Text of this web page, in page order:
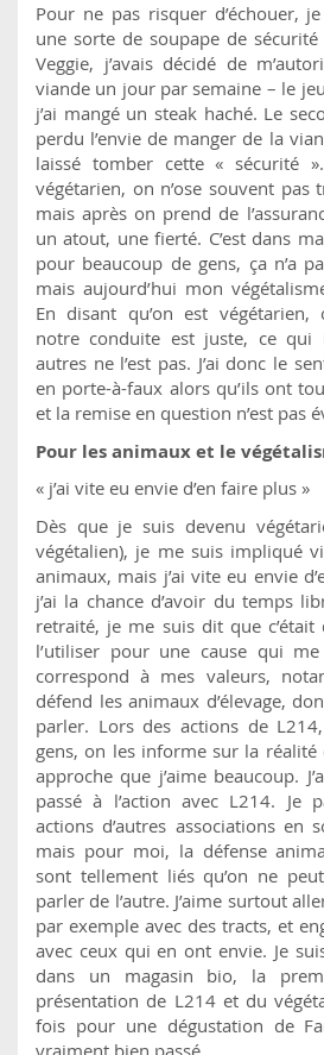
Pour ne pas risquer d’échouer,
une sorte de soupape de sécurité
Veggie, j’avais décidé de
viande un jour par semaine – le
j’ai mangé un steak haché. Le
perdu l’envie de manger de la
laissé tomber cette « sécurité
végétarien, on n’ose souvent
mais après on prend de
un atout, une fierté. C’est dans
pour beaucoup de gens, ça n’a
mais aujourd’hui mon
En disant qu’on est végétarien,
notre conduite est juste, ce qui
autres ne l’est pas. J’ai donc le
en porte-à-faux alors qu’ils ont
et la remise en question n’est pas
Pour les animaux et le
« j’ai vite eu envie d’en faire plus »
Dès que je suis devenu
végétalien), je me suis impliqué
animaux, mais j’ai vite eu envie
j’ai la chance d’avoir du temps
retraité, je me suis dit que
l’utiliser pour une cause qui
correspond à mes valeurs,
défend les animaux d’élevage,
parler. Lors des actions de
gens, on les informe sur la réalité
approche que j’aime beaucoup.
passé à l’action avec L214. Je
actions d’autres associations en
mais pour moi, la défense
sont tellement liés qu’on ne
parler de l’autre. J’aime surtout
par exemple avec des tracts, et
avec ceux qui en ont envie. Je
dans un magasin bio, la
présentation de L214 et du
fois pour une dégustation de
vraiment bien passé.